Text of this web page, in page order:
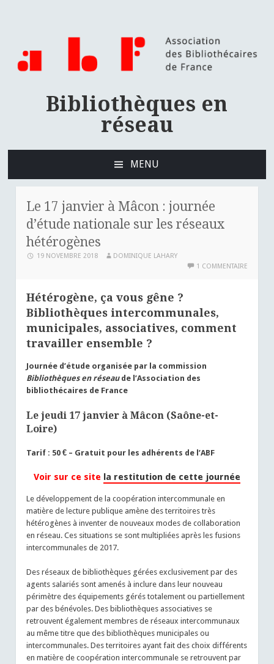
Bibliothèques en
réseau
MENU
PRINCIPAL
Le 17 janvier à Mâcon : journée
d’étude nationale sur les réseaux
hétérogènes
19 NOVEMBRE 2018
DOMINIQUE LAHARY
1 COMMENTAIRE
Hétérogène, ça vous gêne ?
Bibliothèques intercommunales,
municipales, associatives, comment
travailler ensemble ?
Journée d’étude organisée par la commission
Bibliothèques en réseaude l’Association des
bibliothécaires de France
Le jeudi 17 janvier à Mâcon (Saône-et-
Loire)
Tarif : 50 € – Gratuit pour les adhérents de l’ABF
Voir sur ce site la restitution de cette journée
Le développement de la coopération intercommunale en
matière de lecture publique amène des territoires très
hétérogènes à inventer de nouveaux modes de collaboration
en réseau. Ces situations se sont multipliées après les fusions
intercommunales de 2017.
Des réseaux de bibliothèques gérées exclusivement par des
agents salariés sont amenés à inclure dans leur nouveau
périmètre des équipements gérés totalement ou partiellement
par des bénévoles. Des bibliothèques associatives se
retrouvent également membres de réseaux intercommunaux
au même titre que des bibliothèques municipales ou
intercommunales. Des territoires ayant fait des choix différents
en matière de coopération intercommunale se retrouvent par